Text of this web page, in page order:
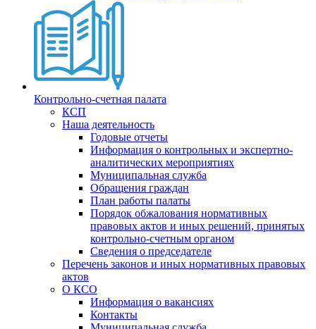
Контрольно-счетная палата
КСП
Наша деятельность
Годовые отчеты
Информация о контрольных и экспертно-
аналитических мероприятиях
Муниципальная служба
Обращения граждан
План работы палаты
Порядок обжалования нормативных
правовых актов и иных решений, принятых
контрольно-счетным органом
Сведения о председателе
Перечень законов и иных нормативных правовых
актов
О КСО
Информация о вакансиях
Контакты